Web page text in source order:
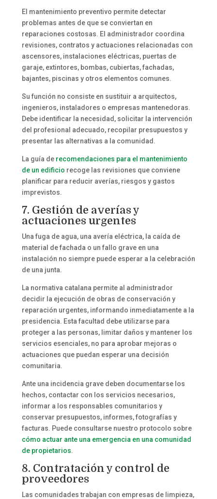
El mantenimiento preventivo permite detectar
problemas antes de que se conviertan en
reparaciones costosas. El administrador coordina
revisiones, contratos y actuaciones relacionadas con
ascensores, instalaciones eléctricas, puertas de
garaje, extintores, bombas, cubiertas, fachadas,
bajantes, piscinas y otros elementos comunes.
Su función no consiste en sustituir a arquitectos,
ingenieros, instaladores o empresas mantenedoras.
Debe identificar la necesidad, solicitar la intervención
del profesional adecuado, recopilar presupuestos y
presentar las alternativas a la comunidad.
La guía de recomendaciones para el mantenimiento
de un edificio recoge las revisiones que conviene
planificar para reducir averías, riesgos y gastos
imprevistos.
7. Gestión de averías y
actuaciones urgentes
Una fuga de agua, una avería eléctrica, la caída de
material de fachada o un fallo grave en una
instalación no siempre puede esperar a la celebración
de una junta.
La normativa catalana permite al administrador
decidir la ejecución de obras de conservación y
reparación urgentes, informando inmediatamente a la
presidencia. Esta facultad debe utilizarse para
proteger a las personas, limitar daños y mantener los
servicios esenciales, no para aprobar mejoras o
actuaciones que puedan esperar una decisión
comunitaria.
Ante una incidencia grave deben documentarse los
hechos, contactar con los servicios necesarios,
informar a los responsables comunitarios y
conservar presupuestos, informes, fotografías y
facturas. Puede consultarse nuestro protocolo sobre
cómo actuar ante una emergencia en una comunidad
de propietarios.
8. Contratación y control de
proveedores
Las comunidades trabajan con empresas de limpieza,